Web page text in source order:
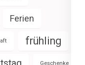
Ferien
frühling
Geschenke